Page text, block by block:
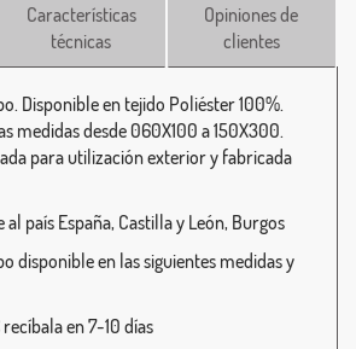
Características
técnicas
Opiniones de
clientes
Disponible en tejido Poliéster 100%.
medidas desde 060X100 a 150X300.
para utilización exterior y fabricada
país España, Castilla y León, Burgos
disponible en las siguientes medidas y
en 7-10 días